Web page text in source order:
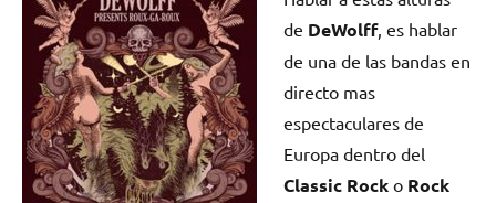
de DeWolff, es hablar
de una de las bandas en
directo mas
espectaculares de
Europa dentro del
Classic Rock o Rock